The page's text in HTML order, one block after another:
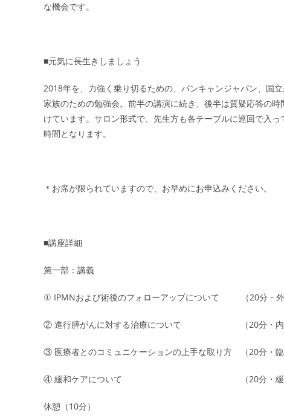
な機会です。
■元気に長生きしましょう
2018年を、力強く乗り切るための、パンキャンジャパン、国
家族のための勉強会。前半の講演に続き、後半は質疑応答の
けています。サロン形式で、先生方も各テーブルに巡回で入
時間となります。
＊お席が限られていますので、お早めにお申込みください。
■講座詳細
第一部：講義
① IPMNおよび術後のフォローアップについて （20分・外
② 進行膵がんに対する治療について （20分・内
③ 医療者とのコミュニケーションの上手な取り方 （20分・臨
④ 緩和ケアについて （20分・緩和ケ
休憩（10分）